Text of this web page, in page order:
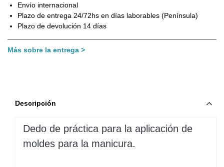
Envío internacional
Plazo de entrega 24/72hs en días laborables (Península)
Plazo de devolución 14 días
Más sobre la entrega
Descripción
Dedo de práctica para la aplicación de
moldes para la manicura.